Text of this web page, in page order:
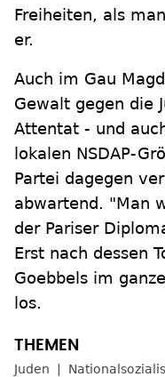
Freiheiten, als
er.
Auch im Gau
Gewalt gegen die
Attentat - und
lokalen NSDAP-
Partei dagegen
abwartend. "Man
der Pariser
Erst nach dessen
Goebbels im
los.
Juden